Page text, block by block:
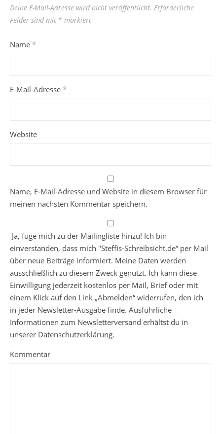
Deine E-Mail-Adresse wird nicht veröffentlicht. Erforderliche
Felder sind mit * markiert
Name *
E-Mail-Adresse *
Website
Name, E-Mail-Adresse und Website in diesem Browser für
meinen nächsten Kommentar speichern.
Ja, füge mich zu der Mailingliste hinzu! Ich bin
einverstanden, dass mich "Steffis-Schreibsicht.de“ per Mail
über neue Beiträge informiert. Meine Daten werden
ausschließlich zu diesem Zweck genutzt. Ich kann diese
Einwilligung jederzeit kostenlos per Mail, Brief oder mit
einem Klick auf den Link „Abmelden“ widerrufen, den ich
in jeder Newsletter-Ausgabe finde. Ausführliche
Informationen zum Newsletterversand erhältst du in
unserer Datenschutzerklärung.
Kommentar